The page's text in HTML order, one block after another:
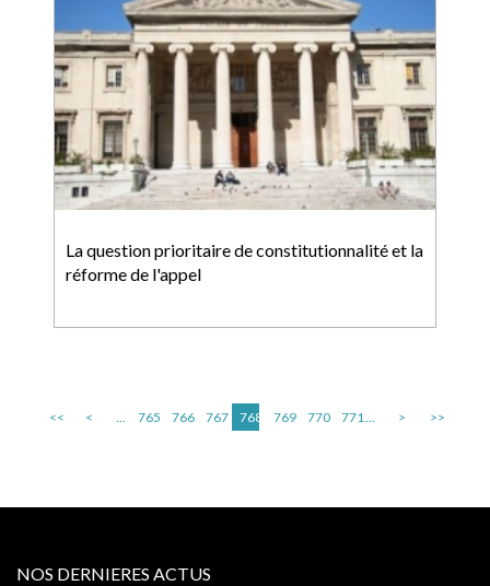
La question prioritaire de constitutionnalité et la
réforme de l'appel
<< < ... 765 766 767 768 769 770 771... > >>
NOS DERNIERES ACTUS